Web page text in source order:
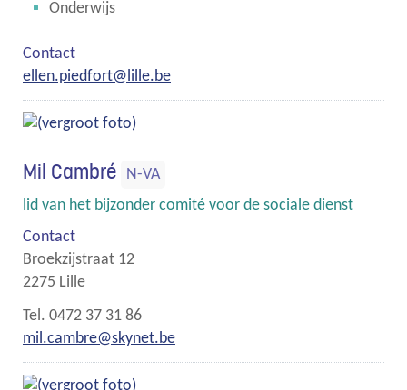
Onderwijs
Contact
E-
mail
ellen.piedfort@lille.be
Mil Cambré N-VA
Functies
lid van het bijzonder comité voor de sociale dienst
Contact
Broekzijstraat 12
,2275 Lille
Gsm0472 37 31 86
E-
mail
mil.cambre@skynet.be